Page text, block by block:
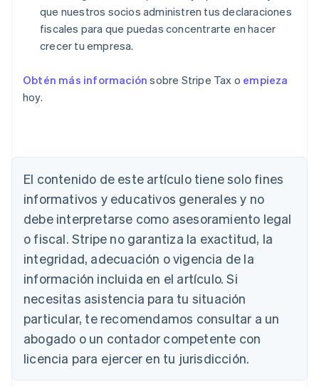
que nuestros socios administren tus declaraciones
fiscales para que puedas concentrarte en hacer
crecer tu empresa.
Obtén más información sobre Stripe Tax o empieza
hoy.
El contenido de este artículo tiene solo fines
informativos y educativos generales y no
debe interpretarse como asesoramiento legal
o fiscal. Stripe no garantiza la exactitud, la
integridad, adecuación o vigencia de la
información incluida en el artículo. Si
necesitas asistencia para tu situación
particular, te recomendamos consultar a un
abogado o un contador competente con
licencia para ejercer en tu jurisdicción.
Alemania
Deutsch English
Australia
English
Austria
Deutsch English
Bélgica
Nederlands Français Deutsch English
Brasil